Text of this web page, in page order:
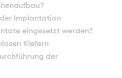
Implantation
eingesetzt werden?
Kiefern
der